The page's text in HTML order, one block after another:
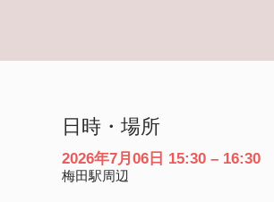
日時・場所
2026年7月06日 15:30 – 16:30
梅田駅周辺